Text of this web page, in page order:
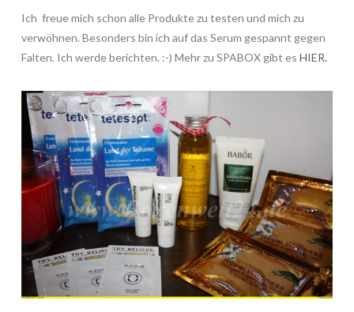
Ich freue mich schon alle Produkte zu testen und mich zu
verwöhnen. Besonders bin ich auf das Serum gespannt gegen
Falten. Ich werde berichten. :-) Mehr zu SPABOX gibt es HIER.